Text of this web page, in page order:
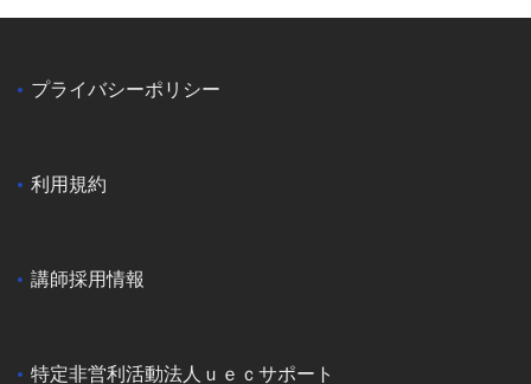
プライバシーポリシー
利用規約
講師採用情報
特定非営利活動法人ｕｅｃサポート